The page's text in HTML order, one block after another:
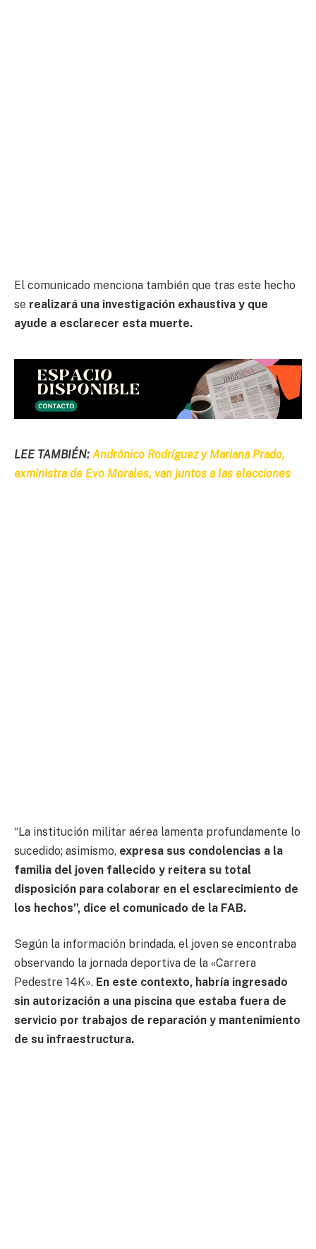
El comunicado menciona también que tras este hecho
se realizará una investigación exhaustiva y que
ayude a esclarecer esta muerte.
LEE TAMBIÉN: Andrónico Rodríguez y Mariana Prado,
exministra de Evo Morales, van juntos a las elecciones
“La institución militar aérea lamenta profundamente lo
sucedido; asimismo, expresa sus condolencias a la
familia del joven fallecido y reitera su total
disposición para colaborar en el esclarecimiento de
los hechos”, dice el comunicado de la FAB.
Según la información brindada, el joven se encontraba
observando la jornada deportiva de la «Carrera
Pedestre 14K». En este contexto, habría ingresado
sin autorización a una piscina que estaba fuera de
servicio por trabajos de reparación y mantenimiento
de su infraestructura.